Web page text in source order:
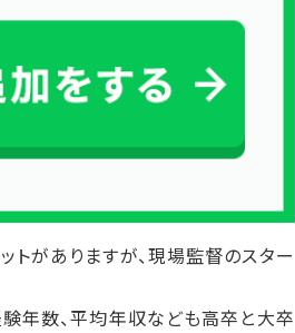
がありますが、現場監督のスター
年数、平均年収なども高卒と大卒